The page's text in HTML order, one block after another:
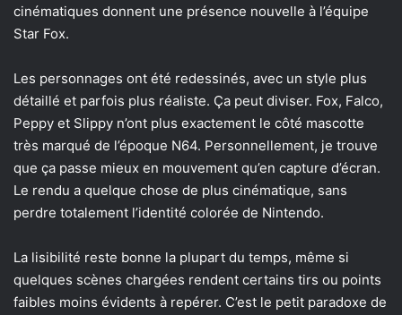
cinématiques donnent une présence nouvelle à l’équipe
Star Fox.
Les personnages ont été redessinés, avec un style plus
détaillé et parfois plus réaliste. Ça peut diviser. Fox, Falco,
Peppy et Slippy n’ont plus exactement le côté mascotte
très marqué de l’époque N64. Personnellement, je trouve
que ça passe mieux en mouvement qu’en capture d’écran.
Le rendu a quelque chose de plus cinématique, sans
perdre totalement l’identité colorée de Nintendo.
La lisibilité reste bonne la plupart du temps, même si
quelques scènes chargées rendent certains tirs ou points
faibles moins évidents à repérer. C’est le petit paradoxe de